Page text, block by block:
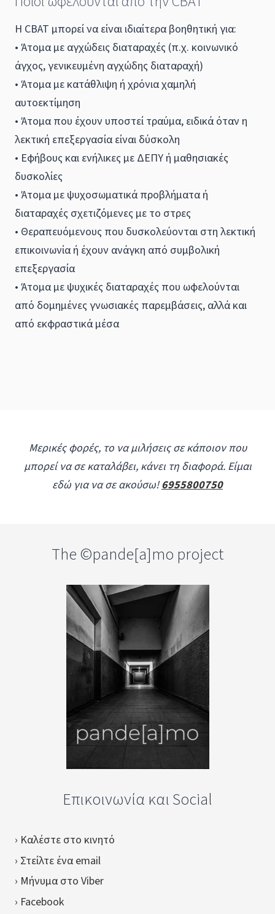
Η CBAT μπορεί να είναι ιδιαίτερα βοηθητική για:
• Άτομα με αγχώδεις διαταραχές (π.χ. κοινωνικό
άγχος, γενικευμένη αγχώδης διαταραχή)
• Άτομα με κατάθλιψη ή χρόνια χαμηλή
αυτοεκτίμηση
• Άτομα που έχουν υποστεί τραύμα, ειδικά όταν η
λεκτική επεξεργασία είναι δύσκολη
• Εφήβους και ενήλικες με ΔΕΠΥ ή μαθησιακές
δυσκολίες
• Άτομα με ψυχοσωματικά προβλήματα ή
διαταραχές σχετιζόμενες με το στρες
• Θεραπευόμενους που δυσκολεύονται στη λεκτική
επικοινωνία ή έχουν ανάγκη από συμβολική
επεξεργασία
• Άτομα με ψυχικές διαταραχές που ωφελούνται
από δομημένες γνωσιακές παρεμβάσεις, αλλά και
από εκφραστικά μέσα
Μερικές φορές, το να μιλήσεις σε κάποιον που
μπορεί να σε καταλάβει, κάνει τη διαφορά. Είμαι
εδώ για να σε ακούσω!6955800750
The ©pande[a]mo project
Επικοινωνία και Social
› Καλέστε στο κινητό
› Στείλτε ένα email
› Μήνυμα στο Viber
› Facebook